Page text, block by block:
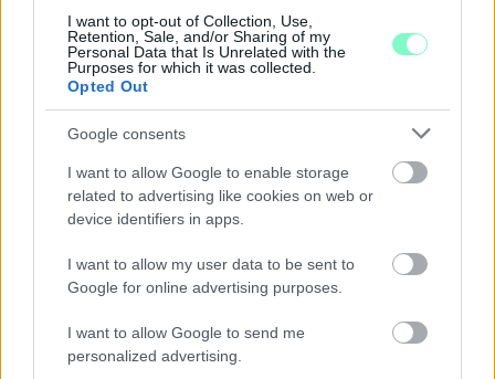
I want to opt-out of Collection, Use,
Retention, Sale, and/or Sharing of my
Personal Data that Is Unrelated with the
Purposes for which it was collected.
Opted Out
Google consents
I want to allow Google to enable storage
related to advertising like cookies on web or
device identifiers in apps.
I want to allow my user data to be sent to
Google for online advertising purposes.
I want to allow Google to send me
personalized advertising.
Középpontban a hagyományőrzés, de lesz Pogány Induló és
Majka koncert, jóga szeánsz, “borhajózás” és egy csomó minden